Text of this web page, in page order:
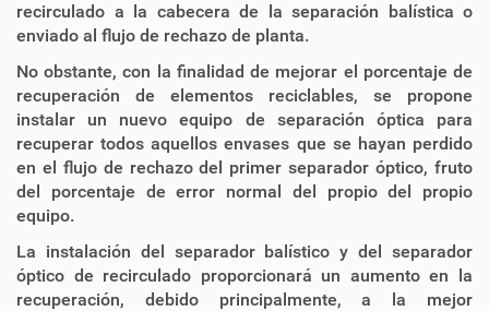
recirculado a la cabecera de la separación balística o
enviado al flujo de rechazo de planta.
No obstante, con la finalidad de mejorar el porcentaje de
recuperación de elementos reciclables, se propone
instalar un nuevo equipo de separación óptica para
recuperar todos aquellos envases que se hayan perdido
en el flujo de rechazo del primer separador óptico, fruto
del porcentaje de error normal del propio del propio
equipo.
La instalación del separador balístico y del separador
óptico de recirculado proporcionará un aumento en la
recuperación, debido principalmente, a la mejor